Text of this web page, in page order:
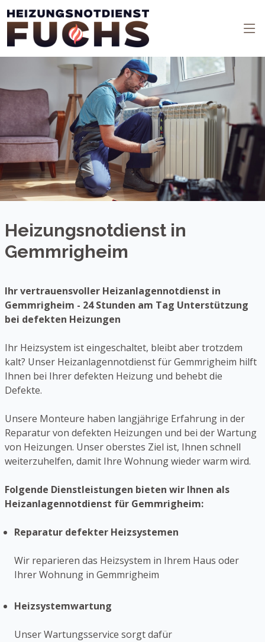
Heizungsnotdienst in
Gemmrigheim
Ihr vertrauensvoller Heizanlagennotdienst in
Gemmrigheim - 24 Stunden am Tag Unterstützung
bei defekten Heizungen
Ihr Heizsystem ist eingeschaltet, bleibt aber trotzdem
kalt? Unser Heizanlagennotdienst für Gemmrigheim hilft
Ihnen bei Ihrer defekten Heizung und behebt die
Defekte.
Unsere Monteure haben langjährige Erfahrung in der
Reparatur von defekten Heizungen und bei der Wartung
von Heizungen. Unser oberstes Ziel ist, Ihnen schnell
weiterzuhelfen, damit Ihre Wohnung wieder warm wird.
Folgende Dienstleistungen bieten wir Ihnen als
Heizanlagennotdienst für Gemmrigheim:
Reparatur defekter Heizsystemen
Wir reparieren das Heizsystem in Ihrem Haus oder
Ihrer Wohnung in Gemmrigheim
Heizsystemwartung
Unser Wartungsservice sorgt dafür